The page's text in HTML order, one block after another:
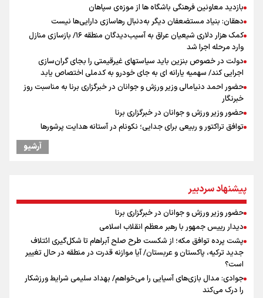
بازدید معاونین فرهنگی باشگاه ها از موزه‌ی سپاهان
دهقان: بنیاد مستضعفان دیگر به‌دنبال رهاسازی دارایی‌ها نیست
کمک هزار دلاری شیعیان عراق به آسیب‌دیدگان منطقه ۱۶/ بازسازی منازل
وارد مرحله اجرا شد
دولت در خصوص بنزین باید سیاستهای غیرقیمتی را بجای گران‌سازی
اجرایی کند/ سهمیه یارانه ای به جای خودرو به کدملی اختصاص یابد
حضور احمد دنیامالی وزیر ورزش و جوانان در خبرگزاری برنا به مناسبت روز
خبرنگار
حضور وزیر ورزش و جوانان در خبرگزاری برنا
توافق تراکتور و ربیعی برای جدایی؛ نکونام در آستانه هدایت پرشورها
کریمی در خصوص شایعات عدم اجازه مربیگری نکونام: هر کسی گفته نظر
مجرد در کشور داریم
از چتر هسته‌ای پاکستان تا نفوذ ترکیه/ توافق مکه چگونه کمربند امنیتی
عربستان را تقویت می‌کند؟
پاسخ منفی مجیدی، نکونام را سرمربی کرد؛ ماجرای عجیب نیمکت تراکتور
بازدهی اوراق دولتی در آستانه ۴۰ درصد/ سیگنال هشدار به بازار پول و
سرمایه
آرشیو
پیشنهاد سردبیر
حضور وزیر ورزش و جوانان در خبرگزاری برنا
دیدار رییس جمهور با رهبر معظم انقلاب اسلامی
پشت پرده توافق مکه؛ از شکست طرح صلح آبراهام تا شکل‌گیری ائتلاف
جدید ترکیه، پاکستان و عربستان/ آیا موازنه قدرت در منطقه در حال تغییر
است؟
جوادی: مدال بازی‌های آسیایی را می‌خواهم/ بهداد سلیمی شرایط ورزشکار
را درک می‌کند